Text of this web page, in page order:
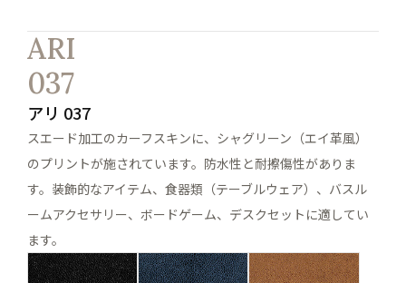
ARI
037
アリ 037
スエード加工のカーフスキンに、シャグリーン（エイ革風）
のプリントが施されています。防水性と耐擦傷性がありま
す。装飾的なアイテム、食器類（テーブルウェア）、バスル
ームアクセサリー、ボードゲーム、デスクセットに適してい
ます。